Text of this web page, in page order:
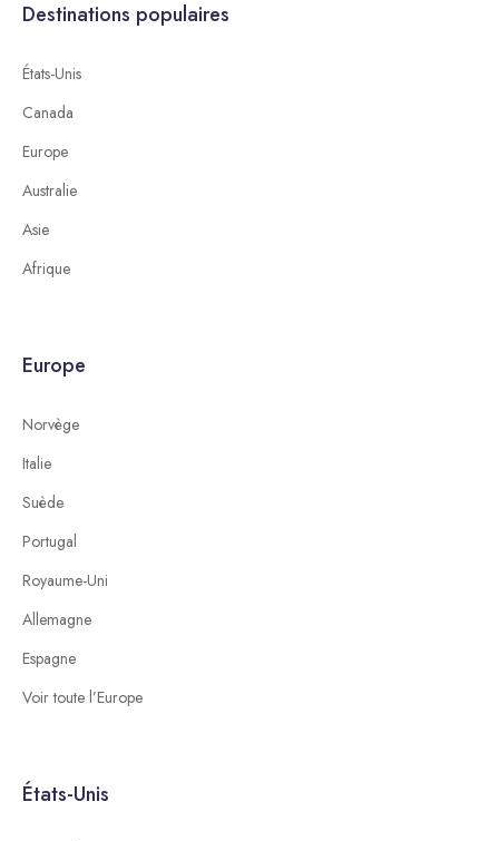
Destinations populaires
États-Unis
Canada
Europe
Australie
Asie
Afrique
Europe
Norvège
Italie
Suède
Portugal
Royaume-Uni
Allemagne
Espagne
Voir toute l’Europe
États-Unis